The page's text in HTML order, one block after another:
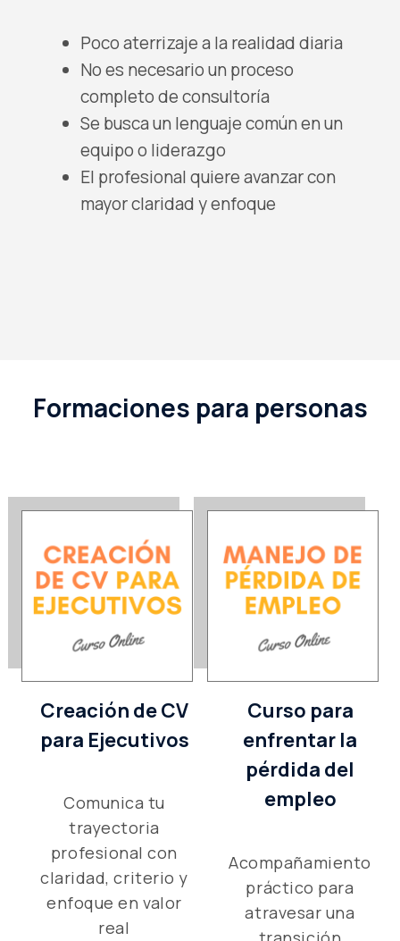
Poco aterrizaje a la realidad diaria
No es necesario un proceso
completo de consultoría
Se busca un lenguaje común en un
equipo o liderazgo
El profesional quiere avanzar con
mayor claridad y enfoque
Formaciones para personas
Creación de CV
para Ejecutivos
Comunica tu
trayectoria
profesional con
claridad, criterio y
enfoque en valor
real
Curso para
enfrentar la
pérdida del
empleo
Acompañamiento
práctico para
atravesar una